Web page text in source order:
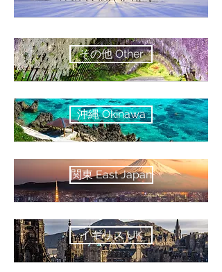
その他 Other
沖縄 Okinawa
関東 East Japan
イギリス UK